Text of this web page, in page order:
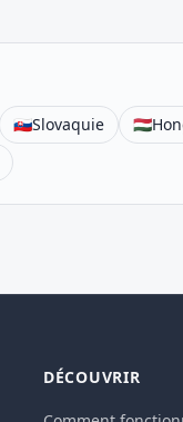
🇸🇰Slovaquie 🇭🇺
DÉCOUVRIR